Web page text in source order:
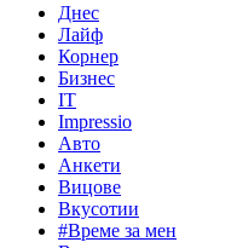
Днес
Лайф
Корнер
Бизнес
IT
Impressio
Авто
Анкети
Вицове
Вкусотии
#Време за мен